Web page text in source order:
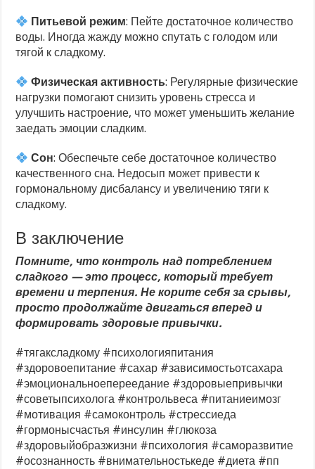
Питьевой режим: Пейте достаточное количество
воды. Иногда жажду можно спутать с голодом или
тягой к сладкому.
Физическая активность: Регулярные физические
нагрузки помогают снизить уровень стресса и
улучшить настроение, что может уменьшить желание
заедать эмоции сладким.
Сон: Обеспечьте себе достаточное количество
качественного сна. Недосып может привести к
гормональному дисбалансу и увеличению тяги к
сладкому.
В заключение
Помните, что контроль над потреблением
сладкого — это процесс, который требует
времени и терпения. Не корите себя за срывы,
просто продолжайте двигаться вперед и
формировать здоровые привычки.
#тягаксладкому #психологияпитания
#здоровоепитание #сахар #зависимостьотсахара
#эмоциональноепереедание #здоровыепривычки
#советыпсихолога #контрольвеса #питаниеимозг
#мотивация #самоконтроль #стрессиеда
#гормонысчастья #инсулин #глюкоза
#здоровыйобразжизни #психология #саморазвитие
#осознанность #внимательностькеде #диета #пп